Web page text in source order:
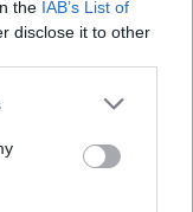
the IAB’s List of
disclose it to other
or more Google
You may click to
party tags to
in below Google